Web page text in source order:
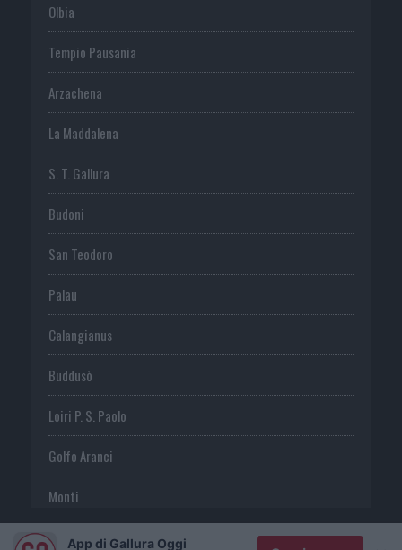
Olbia
Tempio Pausania
Arzachena
La Maddalena
S. T. Gallura
Budoni
San Teodoro
Palau
Calangianus
Buddusò
Loiri P. S. Paolo
Golfo Aranci
Monti
TeltiApp di Gallura Oggi